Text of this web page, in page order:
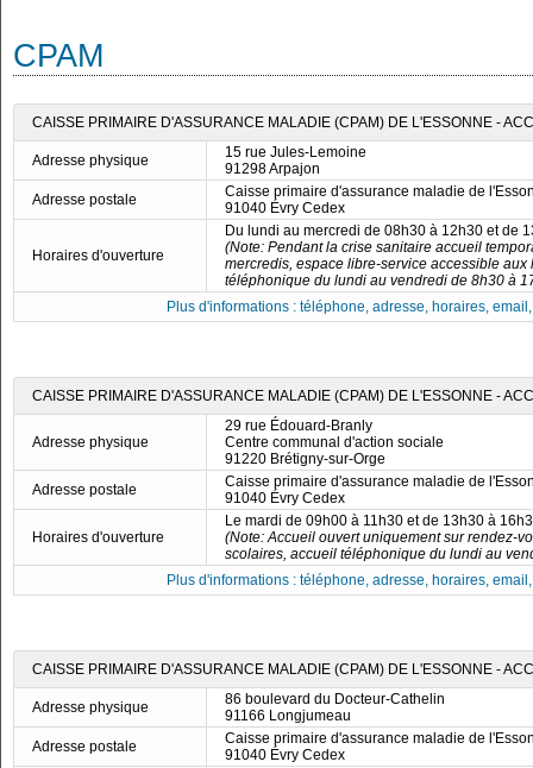
CPAM
CAISSE PRIMAIRE D'ASSURANCE MALADIE (CPAM) DE L'ESSONNE -
Adresse physique
15 rue Jules-Lemoine
91298 Arpajon
Adresse postale
Caisse primaire d'assurance maladie de
91040 Évry Cedex
Horaires d'ouverture
Du lundi au mercredi de 08h30 à 12h30 et de
(Note: Pendant la crise sanitaire accueil
mercredis, espace libre-service accessible aux
téléphonique du lundi au vendredi de 8h30 à
Plus d'informations : téléphone, adresse, horaires,
CAISSE PRIMAIRE D'ASSURANCE MALADIE (CPAM) DE L'ESSONNE -
Adresse physique
29 rue Édouard-Branly
Centre communal d'action sociale
91220 Brétigny-sur-Orge
Adresse postale
Caisse primaire d'assurance maladie de
91040 Évry Cedex
Horaires d'ouverture
Le mardi de 09h00 à 11h30 et de 13h30 à
(Note: Accueil ouvert uniquement sur rendez-
scolaires, accueil téléphonique du lundi au
Plus d'informations : téléphone, adresse, horaires,
CAISSE PRIMAIRE D'ASSURANCE MALADIE (CPAM) DE L'ESSONNE -
Adresse physique
86 boulevard du Docteur-Cathelin
91166 Longjumeau
Adresse postale
Caisse primaire d'assurance maladie de
91040 Évry Cedex